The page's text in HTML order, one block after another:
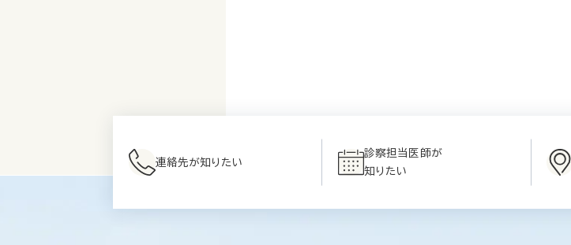
連絡先が知りたい
診察担当医師が
知りたい